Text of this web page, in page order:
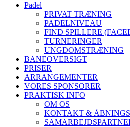
Padel
PRIVAT TRÆNING
PADELNIVEAU
FIND SPILLERE
TURNERINGER
UNGDOMSTRÆNING
BANEOVERSIGT
PRISER
ARRANGEMENTER
VORES SPONSORER
PRAKTISK INFO
OM OS
KONTAKT &